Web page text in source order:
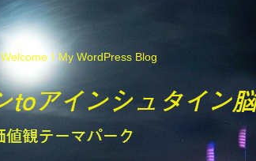
Welcome！My WordPress Blog